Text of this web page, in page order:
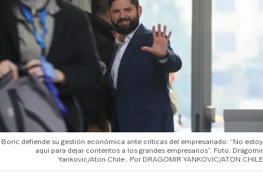
Boric defiende su gestión económica ante críticas del empresariado: “No estoy
aquí para dejar contentos a los grandes empresarios”. Foto: Dragomir
Yankovic/Aton Chile
DRAGOMIR YANKOVIC/ATON CHILE